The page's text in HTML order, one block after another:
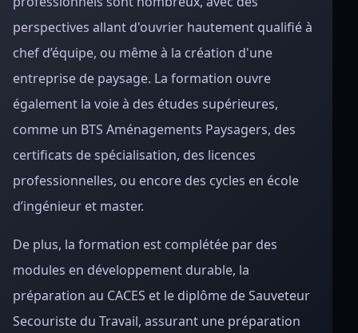
perspectives allant d'ouvrier hautement qualifié à
chef d’équipe, ou même à la création d'une
entreprise de paysage. La formation ouvre
également la voie à des études supérieures,
comme un BTS Aménagements Paysagers, des
certificats de spécialisation, des licences
professionnelles, ou encore des cycles en école
d’ingénieur et master.
De plus, la formation est complétée par des
modules en développement durable, la
préparation au CACES et le diplôme de Sauveteur
Secouriste du Travail, assurant une préparation